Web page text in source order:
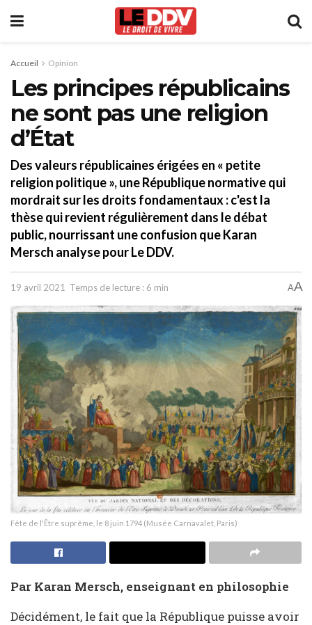
Accueil Opinion
Les principes républicains
ne sont pas une religion
d’État
Des valeurs républicaines érigées en « petite
religion politique », une République normative qui
mordrait sur les droits fondamentaux : c'est la
thèse qui revient régulièrement dans le débat
public, nourrissant une confusion que Karan
Mersch analyse pour Le DDV.
19 avril 2021 Temps de lecture : 6 min AA
Fête de l'Être suprême, le 8 juin 1794 (Musée Carnavalet, Paris)
Par Karan Mersch, enseignant en philosophie
Décidément, le fait que la République puisse avoir